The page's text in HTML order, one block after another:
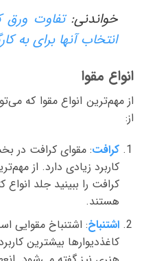
خواندنی:تفاوت ورق
انتخاب آنها برای به
انواع مقوا
از مهم‌ترین انواع مقوا که‌
از:
کرافت: مقوای کرافت در
کاربرد زیادی دارد. از
کرافت را ببینید جلد انواع
هستند.
اشتنباخ: اشتنباخ
کاغذدیوار‌ها بیشترین